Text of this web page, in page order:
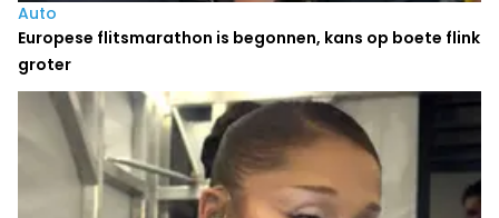
Auto
Europese flitsmarathon is begonnen, kans op boete flink
groter